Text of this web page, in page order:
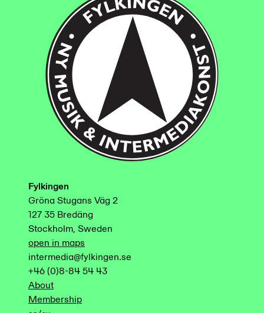
Fylkingen
Gröna Stugans Väg 2
127 35 Bredäng
Stockholm, Sweden
open in maps
intermedia@fylkingen.se
+46 (0)8-84 54 43
About
Membership